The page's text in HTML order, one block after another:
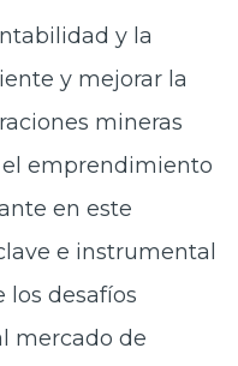
y la
y mejorar la
mineras
el emprendimiento
en este
e instrumental
los desafíos
mercado de